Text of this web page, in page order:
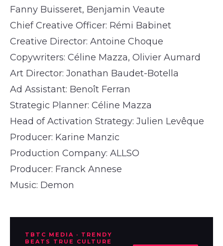
Fanny Buisseret, Benjamin Veaute
Chief Creative Officer: Rémi Babinet
Creative Director: Antoine Choque
Copywriters: Céline Mazza, Olivier Aumard
Art Director: Jonathan Baudet-Botella
Ad Assistant: Benoît Ferran
Strategic Planner: Céline Mazza
Head of Activation Strategy: Julien Levêque
Producer: Karine Manzic
Production Company: ALLSO
Producer: Franck Annese
Music: Demon
TBTC MEDIA · TRENDY
BEATS TRUE CULTURE